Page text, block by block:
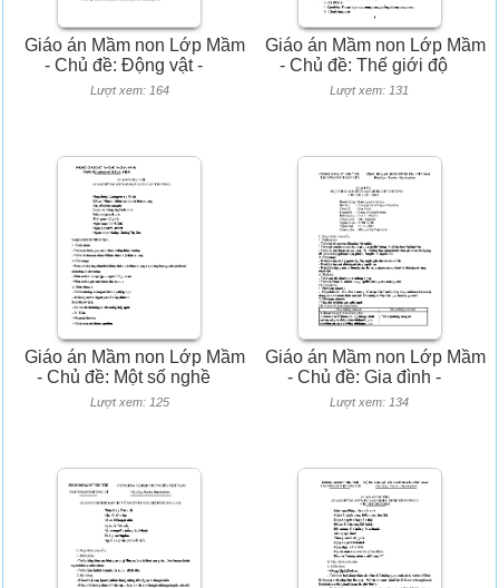
Giáo án Mầm non Lớp Mầm
- Chủ đề: Động vật -
Lượt xem: 164
Giáo án Mầm non Lớp Mầm
- Chủ đề: Thế giới độ
Lượt xem: 131
Giáo án Mầm non Lớp Mầm
- Chủ đề: Một số nghề
Lượt xem: 125
Giáo án Mầm non Lớp Mầm
- Chủ đề: Gia đình -
Lượt xem: 134